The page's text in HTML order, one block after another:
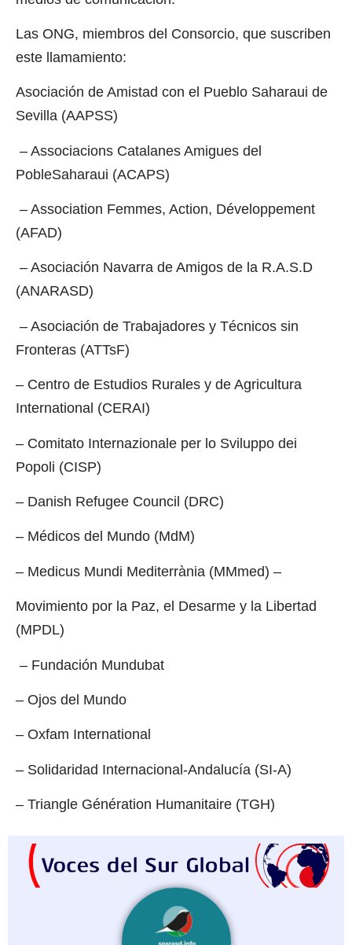
Las ONG, miembros del Consorcio, que suscriben
este llamamiento:
Asociación de Amistad con el Pueblo Saharaui de
Sevilla (AAPSS)
– Associacions Catalanes Amigues del
PobleSaharaui (ACAPS)
– Association Femmes, Action, Développement
(AFAD)
– Asociación Navarra de Amigos de la R.A.S.D
(ANARASD)
– Asociación de Trabajadores y Técnicos sin
Fronteras (ATTsF)
– Centro de Estudios Rurales y de Agricultura
International (CERAI)
– Comitato Internazionale per lo Sviluppo dei
Popoli (CISP)
– Danish Refugee Council (DRC)
– Médicos del Mundo (MdM)
– Medicus Mundi Mediterrània (MMmed) –
Movimiento por la Paz, el Desarme y la Libertad
(MPDL)
– Fundación Mundubat
– Ojos del Mundo
– Oxfam International
– Solidaridad Internacional-Andalucía (SI-A)
– Triangle Génération Humanitaire (TGH)